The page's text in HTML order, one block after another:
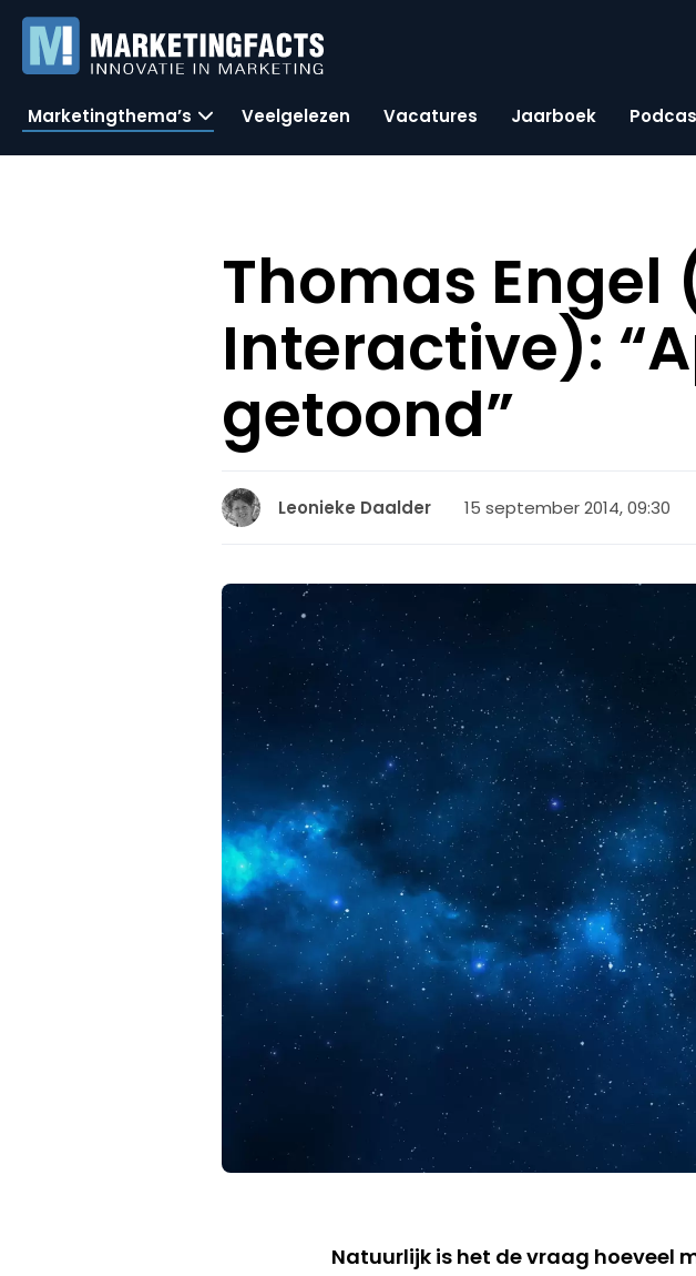
Marketingthema’s Veelgelezen Vacatures Jaarboek
Thomas
Interactive):
getoond”
Leonieke Daalder 15 september 2014, 09:30
Natuurlijk is het de vraag hoeveel